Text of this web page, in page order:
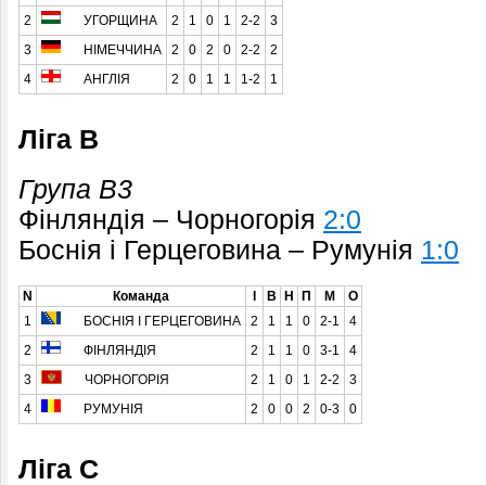
2
УГОРЩИНА 2 1 0 1 2-2
3
3
НІМЕЧЧИНА 2 0 2 0 2-2
2
4
АНГЛІЯ 2 0 1 1 1-2 1
Ліга B
Група B3
Фінляндія – Чорногорія 2:0
Боснія і Герцеговина – Румунія 1:0
N Команда В Н П М
О
1
БОСНІЯ І ГЕРЦЕГОВИНА 2 1 1 0 2-1
4
2
ФІНЛЯНДІЯ 2 1 1 0 3-1
4
3
ЧОРНОГОРІЯ 2 1 0 1 2-2
3
4
РУМУНІЯ 2 0 0 2 0-3 0
Ліга C